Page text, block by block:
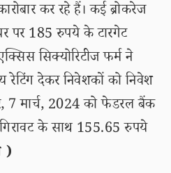
कर रहे हैं। कई ब्रोकरेज
पर 185 रुपये के टारगेट
सिक्योरिटीज फर्म ने
देकर निवेशकों को निवेश
7 मार्च, 2024 को फेडरल बैंक
के साथ 155.65 रुपये
)